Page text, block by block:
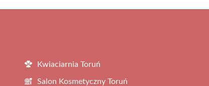
Kwiaciarnia Toruń
Salon Kosmetyczny Toruń